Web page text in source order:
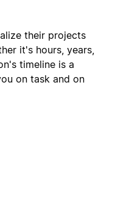
their projects
it's hours, years,
timeline is a
on task and on